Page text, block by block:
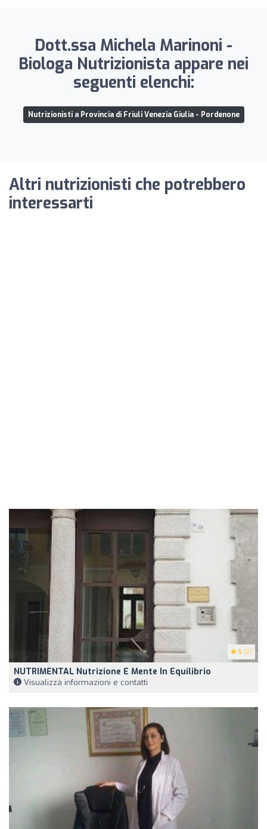
Dott.ssa Michela Marinoni -
Biologa Nutrizionista appare nei
seguenti elenchi:
Nutrizionisti a Provincia di Friuli Venezia Giulia - Pordenone
Altri nutrizionisti che potrebbero
interessarti
5 (2)
NUTRIMENTAL Nutrizione E Mente In Equilibrio
Visualizza informazioni e contatti